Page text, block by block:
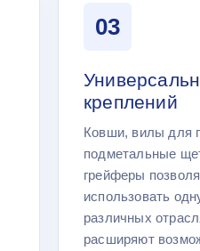
03
креплений
Ковши, вилы для
подметальные
грейферы
использовать
различных
расширяют